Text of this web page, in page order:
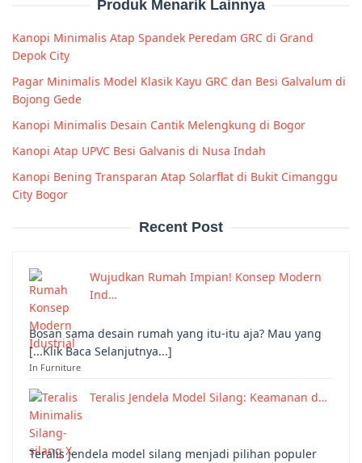
Produk Menarik Lainnya
Kanopi Minimalis Atap Spandek Peredam GRC di Grand
Depok City
Pagar Minimalis Model Klasik Kayu GRC dan Besi Galvalum di
Bojong Gede
Kanopi Minimalis Desain Cantik Melengkung di Bogor
Kanopi Atap UPVC Besi Galvanis di Nusa Indah
Kanopi Bening Transparan Atap Solarflat di Bukit Cimanggu
City Bogor
Recent Post
Wujudkan Rumah Impian! Konsep Modern
Ind…
Bosan sama desain rumah yang itu-itu aja? Mau yang
[...Klik Baca Selanjutnya...]
In Furniture
Teralis Jendela Model Silang: Keamanan d…
Teralis jendela model silang menjadi pilihan populer